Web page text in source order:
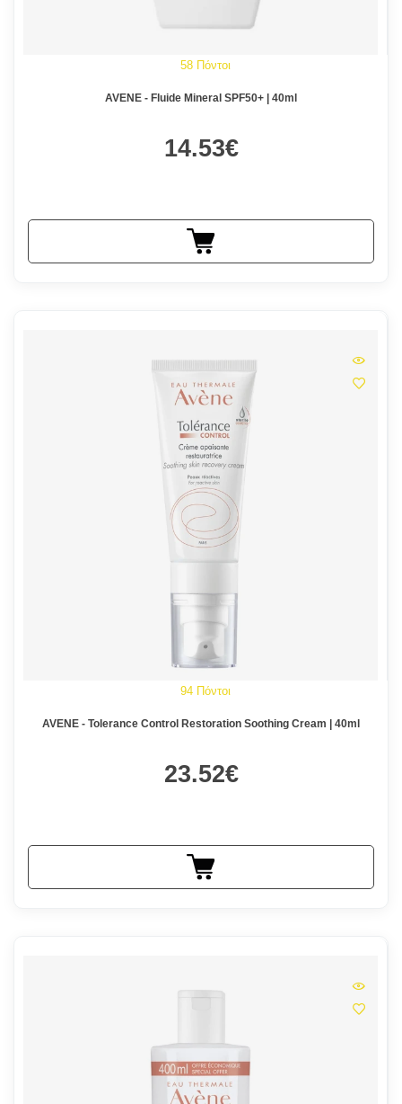
58 Πόντοι
AVENE - Fluide Mineral SPF50+ | 40ml
14.53€
94 Πόντοι
AVENE - Tolerance Control Restoration Soothing Cream | 40ml
23.52€